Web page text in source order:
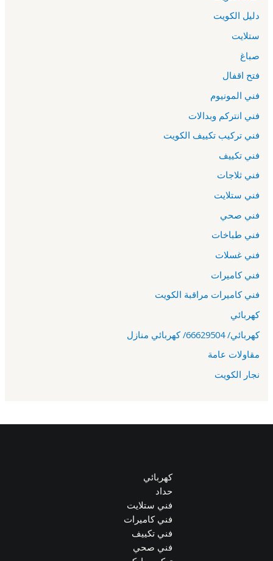
دليل الكويت
ستلايت
صباغ
فتح اقفال
فني المونيوم
فني انتركم وبدالات
فني تركيب تكييف الكويت
فني تكييف
فني ثلاجات
فني ستلايت
فني صحي
فني طباخات
فني غسلات
فني كاميرات
فني كاميرات مراقبة الكويت
كهربائي
كهربائي/ 66629504/ كهربائي منازل
مقاولات عامة
نجار الكويت
كهربائي
حداد
فني ستلايت
فني كاميرات
فني تكييف
فني صحي